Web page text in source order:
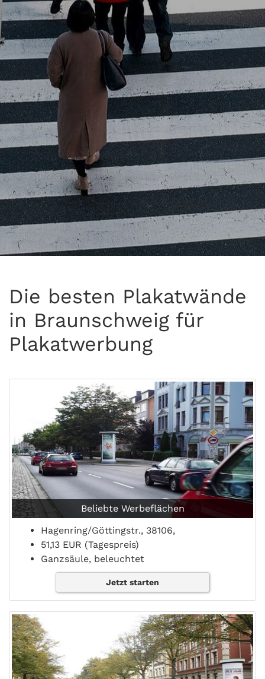
Die besten Plakatwände
in Braunschweig für
Plakatwerbung
Beliebte Werbeflächen
Hagenring/Göttingstr., 38106,
51,13 EUR (Tagespreis)
Ganzsäule, beleuchtet
Jetzt starten